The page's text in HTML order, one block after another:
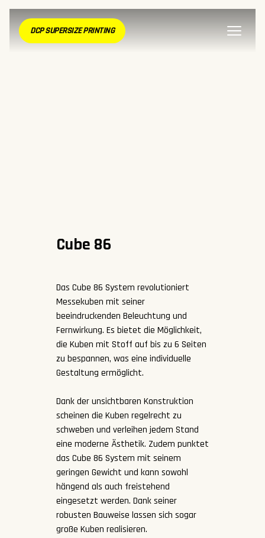
DCP SUPERSIZE PRINTING
Cube 86
Das Cube 86 System revolutioniert
Messekuben mit seiner
beeindruckenden Beleuchtung und
Fernwirkung. Es bietet die Möglichkeit,
die Kuben mit Stoff auf bis zu 6 Seiten
zu bespannen, was eine individuelle
Gestaltung ermöglicht.
Dank der unsichtbaren Konstruktion
scheinen die Kuben regelrecht zu
schweben und verleihen jedem Stand
eine moderne Ästhetik. Zudem punktet
das Cube 86 System mit seinem
geringen Gewicht und kann sowohl
hängend als auch freistehend
eingesetzt werden. Dank seiner
robusten Bauweise lassen sich sogar
große Kuben realisieren.